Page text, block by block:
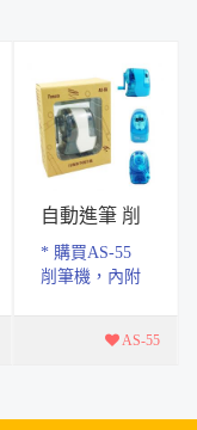
自動進筆 削
筆機
* 購買AS-55
削筆機，內附
定器〞的贈
筆結構，不費
AS-55